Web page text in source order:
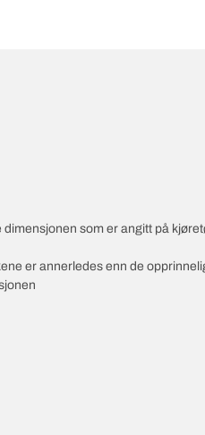
som er angitt på
er annerledes enn de